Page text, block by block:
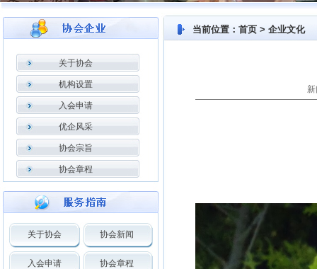
关于协会
机构设置
入会申请
优企风采
协会宗旨
协会章程
关于协会 协会新闻
入会申请 协会章程
当前位置：首页 > 企业文化